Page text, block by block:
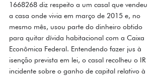
1668268 diz respeito a um casal que vendeu
a casa onde vivia em março de 2015 e, no
mesmo mês, usou parte do dinheiro obtido
para quitar dívida habitacional com a Caixa
Econômica Federal. Entendendo fazer jus à
isenção prevista em lei, o casal recolheu o IR
incidente sobre o ganho de capital relativo à